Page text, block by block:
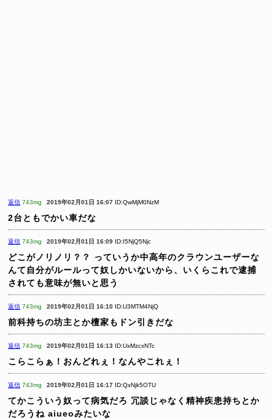
返信 743mg 2019年02月01日 16:07 ID:QwMjM0NzM
2台ともでかい車だな
返信 743mg 2019年02月01日 16:09 ID:I5NjQ5Njc
どこがノリノリ？？
っていうか中高年のクラウンユーザーな
んて自分がルールって奴しかいないから、いくらこれで逮捕
されても意味が無いと思う
返信 743mg 2019年02月01日 16:10 ID:U3MTM4NjQ
前科持ちの坊主とか檀家もドン引きだな
返信 743mg 2019年02月01日 16:13 ID:UxMzcxNTc
こらこらぁ！おんどれぇ！なんやこれぇ！
返信 743mg 2019年02月01日 16:17 ID:QxNjk5OTU
てかこういう奴って病気だろ 冗談じゃなく精神疾患持ちとか
だろうね aiueoみたいな